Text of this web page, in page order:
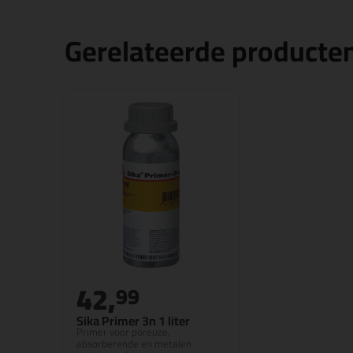
Gerelateerde
Sika Primer 3n 1 liter
Primer voor poreuze,
42,99